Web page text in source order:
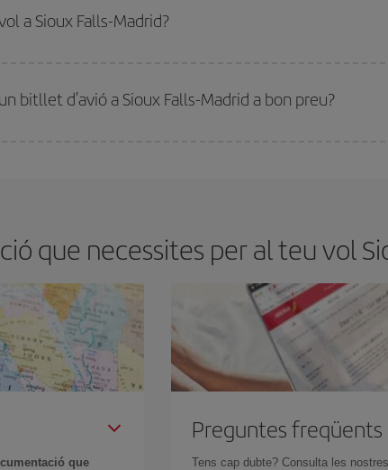
vols barats .
a Sioux Falls-Madrid?
bitllet d'avió a Sioux Falls-Madrid a bon preu?
que necessites per al teu vol
que
Preguntes freqüents
Tens cap dubte? Consulta les nostres